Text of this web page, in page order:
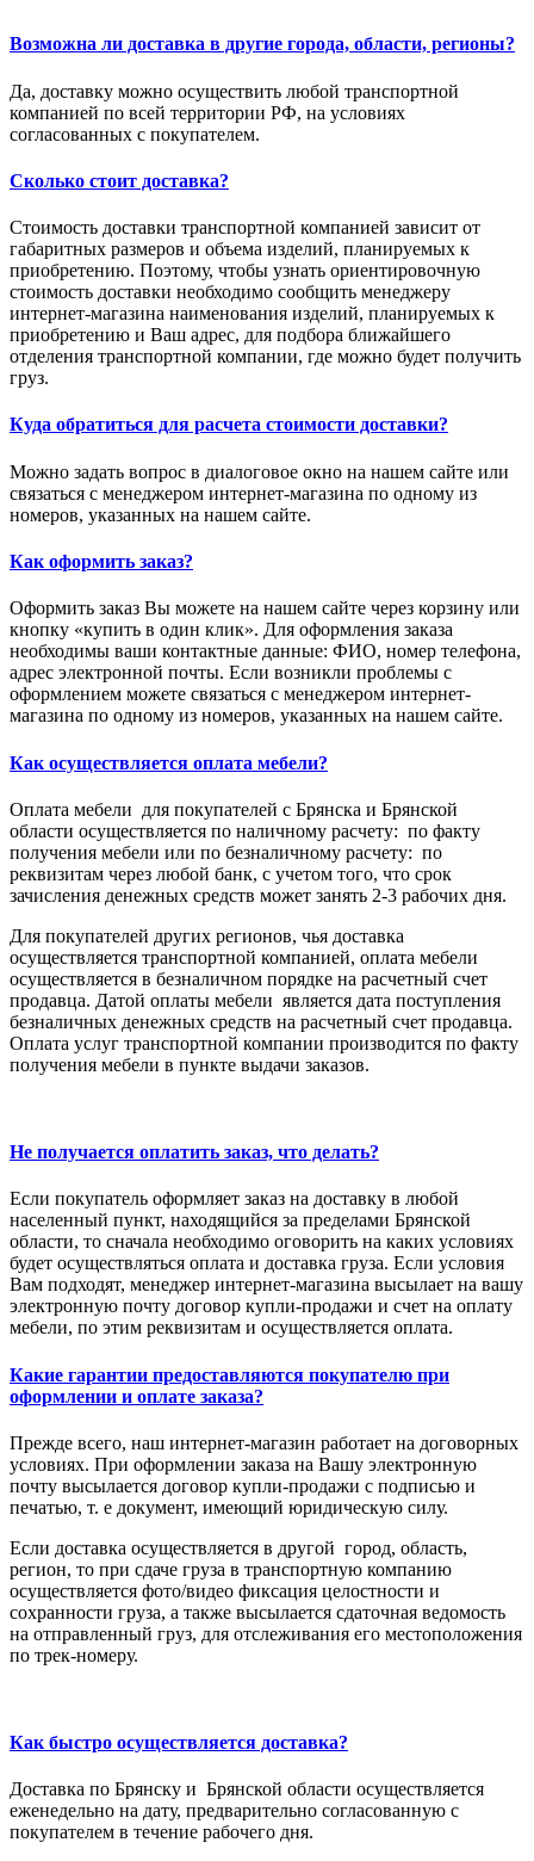
Возможна ли доставка в другие города, области, регионы?
Да, доставку можно осуществить любой транспортной
компанией по всей территории РФ, на условиях
согласованных с покупателем.
Сколько стоит доставка?
Стоимость доставки транспортной компанией зависит от
габаритных размеров и объема изделий, планируемых к
приобретению. Поэтому, чтобы узнать ориентировочную
стоимость доставки необходимо сообщить менеджеру
интернет-магазина наименования изделий, планируемых к
приобретению и Ваш адрес, для подбора ближайшего
отделения транспортной компании, где можно будет получить
груз.
Куда обратиться для расчета стоимости доставки?
Можно задать вопрос в диалоговое окно на нашем сайте или
связаться с менеджером интернет-магазина по одному из
номеров, указанных на нашем сайте.
Как оформить заказ?
Оформить заказ Вы можете на нашем сайте через корзину или
кнопку «купить в один клик». Для оформления заказа
необходимы ваши контактные данные: ФИО, номер телефона,
адрес электронной почты. Если возникли проблемы с
оформлением можете связаться с менеджером интернет-
магазина по одному из номеров, указанных на нашем сайте.
Как осуществляется оплата мебели?
Оплата мебели для покупателей с Брянска и Брянской
области осуществляется по наличному расчету: по факту
получения мебели или по безналичному расчету: по
реквизитам через любой банк, с учетом того, что срок
зачисления денежных средств может занять 2-3 рабочих дня.
Для покупателей других регионов, чья доставка
осуществляется транспортной компанией, оплата мебели
осуществляется в безналичном порядке на расчетный счет
продавца. Датой оплаты мебели является дата поступления
безналичных денежных средств на расчетный счет продавца.
Оплата услуг транспортной компании производится по факту
получения мебели в пункте выдачи заказов.
Не получается оплатить заказ, что делать?
Если покупатель оформляет заказ на доставку в любой
населенный пункт, находящийся за пределами Брянской
области, то сначала необходимо оговорить на каких условиях
будет осуществляться оплата и доставка груза. Если условия
Вам подходят, менеджер интернет-магазина высылает на вашу
электронную почту договор купли-продажи и счет на оплату
мебели, по этим реквизитам и осуществляется оплата.
Какие гарантии предоставляются покупателю при
оформлении и оплате заказа?
Прежде всего, наш интернет-магазин работает на договорных
условиях. При оформлении заказа на Вашу электронную
почту высылается договор купли-продажи с подписью и
печатью, т. е документ, имеющий юридическую силу.
Если доставка осуществляется в другой город, область,
регион, то при сдаче груза в транспортную компанию
осуществляется фото/видео фиксация целостности и
сохранности груза, а также высылается сдаточная ведомость
на отправленный груз, для отслеживания его местоположения
по трек-номеру.
Как быстро осуществляется доставка?
Доставка по Брянску и Брянской области осуществляется
еженедельно на дату, предварительно согласованную с
покупателем в течение рабочего дня.